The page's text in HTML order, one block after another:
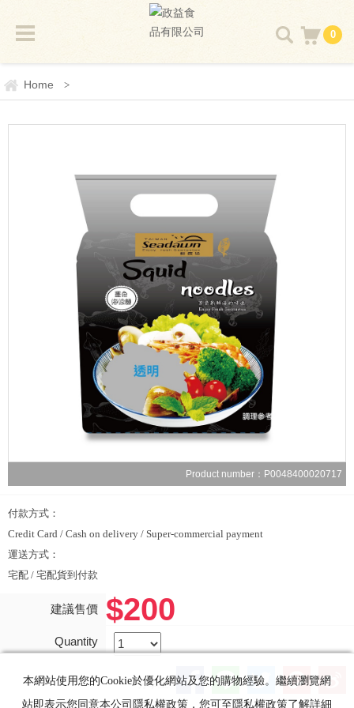
0
Home >
Product number：P0048400020717
付款方式：
Credit Card / Cash on delivery / Super-commercial payment
運送方式：
宅配 / 宅配貨到付款
建議售價 $200
Quantity
分享至
本網站使用您的Cookie於優化網站及您的購物經驗。繼續瀏覽網
站即表示您同意本公司隱私權政策，您可至隱私權政策了解詳細